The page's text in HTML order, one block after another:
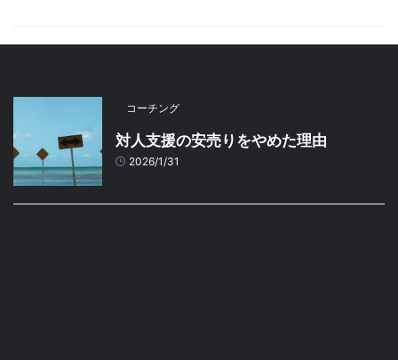
コーチング
対人支援の安売りをやめた理由
2026/1/31